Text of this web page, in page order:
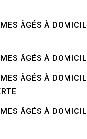
ÂGÉS À
ÂGÉS À
ÂGÉS À
ÂGÉS À